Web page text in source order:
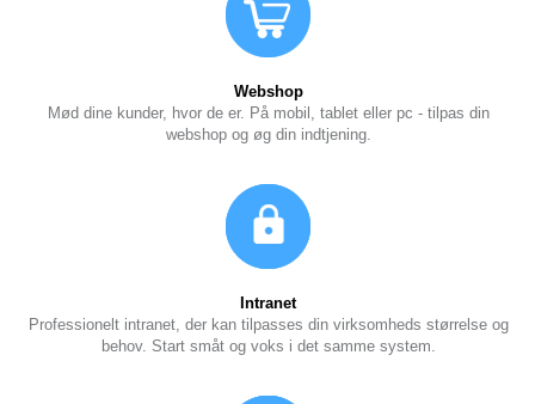
Webshop
Mød dine kunder, hvor de er. På mobil, tablet eller pc - tilpas din
webshop og øg din indtjening.
Intranet
Professionelt intranet, der kan tilpasses din virksomheds størrelse og
behov. Start småt og voks i det samme system.